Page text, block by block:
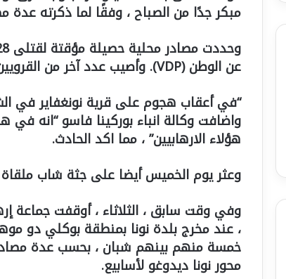
مبكر جدًا من الصباح ، وفقًا لما ذكرته عدة
عن الوطن (VDP). وأصيب عدد آخر من القرويين.
“في أعقاب هجوم على قرية نونغفاير في
واضافت وكالة انباء بوركينا فاسو “انه
هؤلاء الارهابيين” ، مما اكد الحادث.
وعثر يوم الخميس أيضا على جثة شاب
وفي وقت سابق ، الثلاثاء ، أوقفت جماعة
، عند مخرج بلدة نونا بمنطقة بوكلي دو
خمسة منهم بينهم شبان ، بحسب عدة
محور نونا ديدوغو لأسابيع.